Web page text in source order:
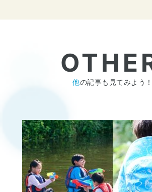
他の記事も見てみよう！